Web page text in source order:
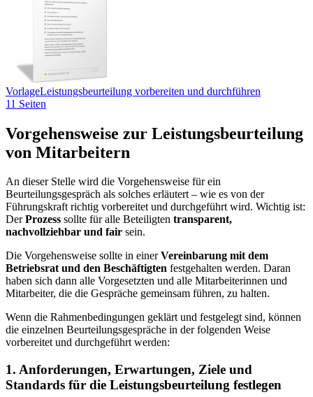
VorlageLeistungsbeurteilung vorbereiten und durchführen
11 Seiten
Vorgehensweise zur Leistungsbeurteilung
von Mitarbeitern
An dieser Stelle wird die Vorgehensweise für ein
Beurteilungsgespräch als solches erläutert – wie es von der
Führungskraft richtig vorbereitet und durchgeführt wird. Wichtig ist:
DerProzess sollte für alle Beteiligten transparent,
nachvollziehbar und fair sein.
Die Vorgehensweise sollte in einerVereinbarung mit dem
Betriebsrat und den Beschäftigten festgehalten werden. Daran
haben sich dann alle Vorgesetzten und alle Mitarbeiterinnen und
Mitarbeiter, die die Gespräche gemeinsam führen, zu halten.
Wenn die Rahmenbedingungen geklärt und festgelegt sind, können
die einzelnen Beurteilungsgespräche in der folgenden Weise
vorbereitet und durchgeführt werden:
1. Anforderungen, Erwartungen, Ziele und
Standards für die Leistungsbeurteilung festlegen